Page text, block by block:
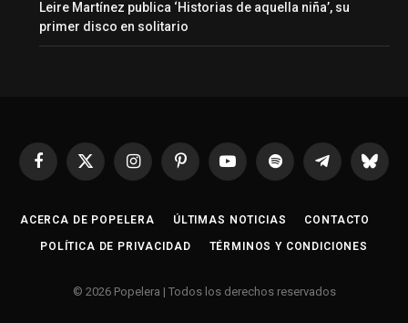
Leire Martínez publica ‘Historias de aquella niña’, su
primer disco en solitario
Facebook
X
InstagramPinterestYouTubeSpotify Telegrama
ACERCA DE POPELERA ÚLTIMAS NOTICIAS CONTACTO
POLÍTICA DE PRIVACIDAD TÉRMINOS Y CONDICIONES
© 2026 Popelera | Todos los derechos reservados